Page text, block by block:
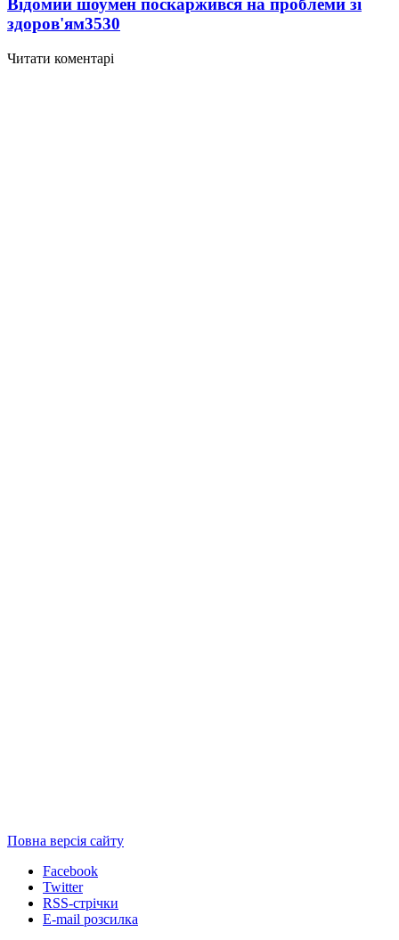
Відомий шоумен поскаржився на проблеми зі
здоров'ям3530
Читати коментарі
Повна версія сайту
Facebook
Twitter
RSS-стрічки
E-mail розсилка